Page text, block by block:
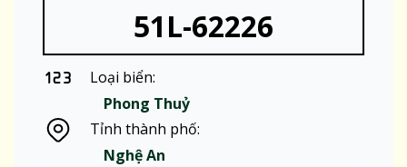
51L-62226
Loại biển:
Phong Thuỷ
Tỉnh thành phố:
Nghệ An